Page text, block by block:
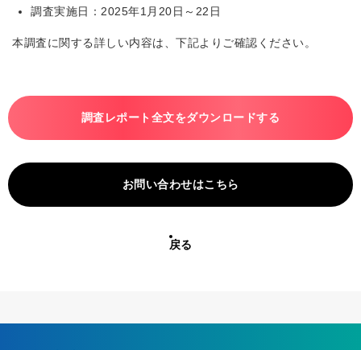
調査実施日：2025年1月20日～22日
本調査に関する詳しい内容は、下記よりご確認ください。
調査レポート全文をダウンロードする
お問い合わせはこちら
戻る